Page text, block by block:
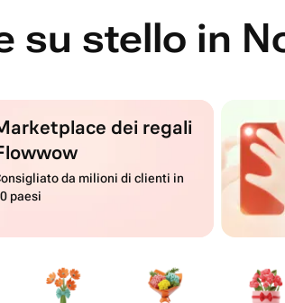
su stello in
dei regali
da milioni di clienti in
paesi